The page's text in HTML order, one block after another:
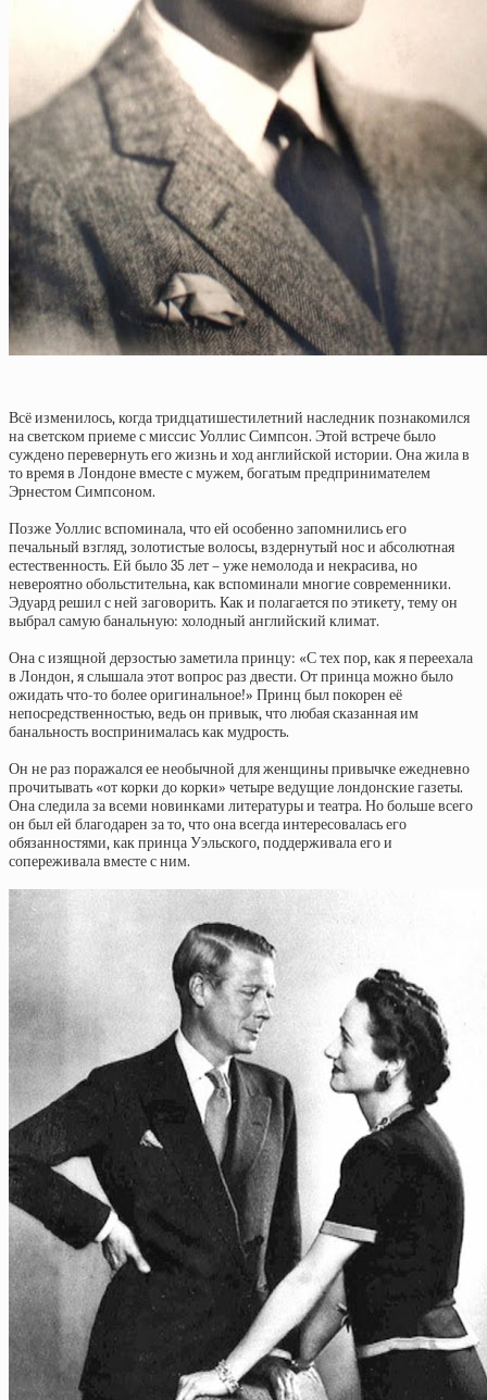
Всё изменилось, когда тридцатишестилетний наследник познакомился
на светском приеме с миссис Уоллис Симпсон. Этой встрече было
суждено перевернуть его жизнь и ход английской истории. Она жила в
то время в Лондоне вместе с мужем, богатым предпринимателем
Эрнестом Симпсоном.
Позже Уоллис вспоминала, что ей особенно запомнились его
печальный взгляд, золотистые волосы, вздернутый нос и абсолютная
естественность. Ей было 35 лет – уже немолода и некрасива, но
невероятно обольстительна, как вспоминали многие современники.
Эдуард решил с ней заговорить. Как и полагается по этикету, тему он
выбрал самую банальную: холодный английский климат.
Она с изящной дерзостью заметила принцу: «С тех пор, как я переехала
в Лондон, я слышала этот вопрос раз двести. От принца можно было
ожидать что-то более оригинальное!» Принц был покорен её
непосредственностью, ведь он привык, что любая сказанная им
банальность воспринималась как мудрость.
Он не раз поражался ее необычной для женщины привычке ежедневно
прочитывать «от корки до корки» четыре ведущие лондонские газеты.
Она следила за всеми новинками литературы и театра. Но больше всего
он был ей благодарен за то, что она всегда интересовалась его
обязанностями, как принца Уэльского, поддерживала его и
сопереживала вместе с ним.